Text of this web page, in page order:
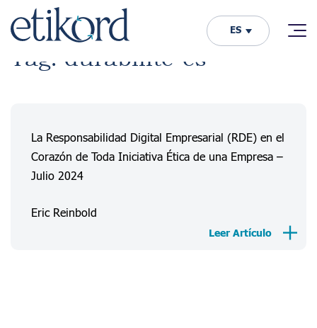
ES
Tag: durabilite-es
La Responsabilidad Digital Empresarial (RDE) en el
Corazón de Toda Iniciativa Ética de una Empresa –
Julio 2024
Eric Reinbold
Leer Artículo